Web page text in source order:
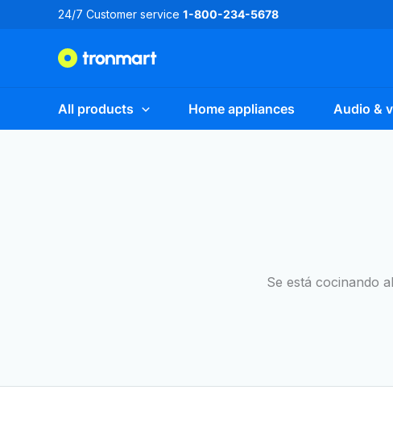
contenido
24/7 Customer service 1-800-234-5678
All products Home appliances Audio &
Se está cocinando